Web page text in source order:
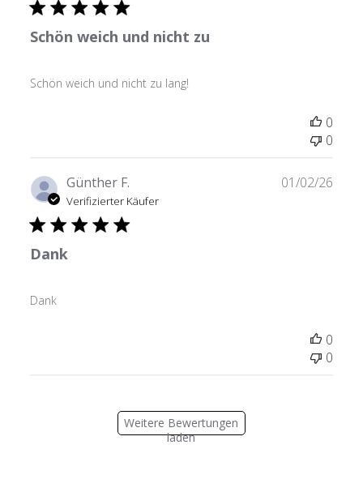
Schön weich und nicht zu
Schön weich und nicht zu lang!
0
0
Günther F.
Verifizierter Käufer
Dank
Dank
01/02/26
0
0
Weitere Bewertungen
laden